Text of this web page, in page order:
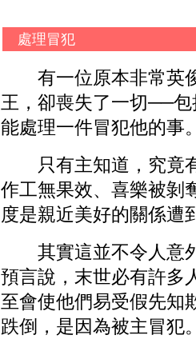
處理冒犯
有一位原本非常英
王，卻喪失了一切──
能處理一件冒犯他的事
只有主知道，究竟
作工無果效、喜樂被剝
度是親近美好的關係遭
其實這並不令人意
預言說，末世必有許多
至會使他們易受假先知
跌倒，是因為被主冒犯